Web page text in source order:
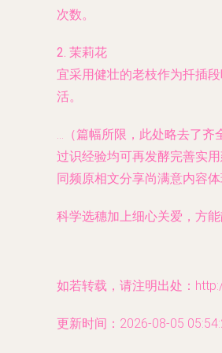
次数。
2. 茉莉花
宜采用健壮的老枝作为扦插
活。
…（篇幅所限，此处略去了​齐
过识经验均可再发酵完善实
同频原相文分享尚满意内容体
科学选穗加上细心关爱，方
如若转载，请注明出处：
更新时间：2026-08-05